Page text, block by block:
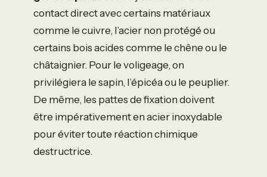
contact direct avec certains matériaux
comme le cuivre, l’acier non protégé ou
certains bois acides comme le chêne ou le
châtaignier. Pour le voligeage, on
privilégiera le sapin, l’épicéa ou le peuplier.
De même, les pattes de fixation doivent
être impérativement en acier inoxydable
pour éviter toute réaction chimique
destructrice.